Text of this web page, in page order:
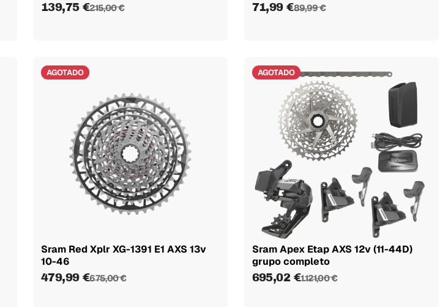
139,75 €215,00 € 71,99 €89,99 €
AGOTADO
Sram Red Xplr XG-1391 E1 AXS 13v
10-46
479,99 €675,00 €
AGOTADO
Sram Apex Etap AXS 12v (11-44D)
grupo completo
695,02 €1.121,00 €